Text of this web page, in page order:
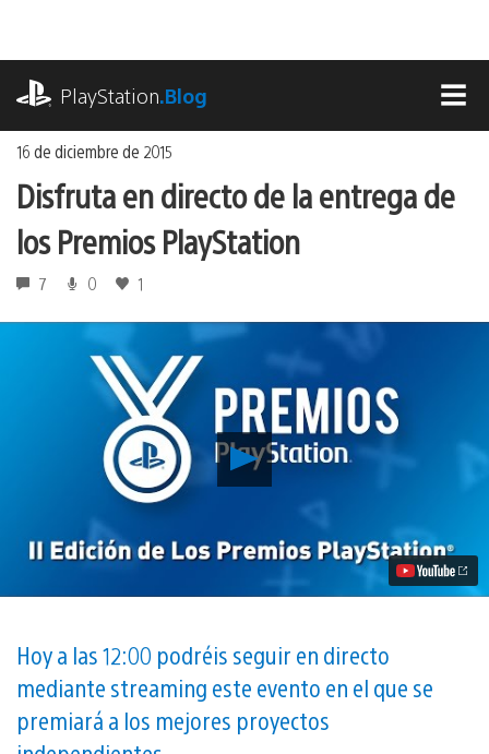
contenido
PlayStation.Blog
16 de diciembre de 2015
Disfruta en directo de la entrega de
los Premios PlayStation
7 0 1
Reproducir
Disfruta
en
directo
la
entrega
de
PlayStation
vídeo
Hoy a las 12:00 podréis seguir en directo
mediante streaming este evento en el que se
premiará a los mejores proyectos